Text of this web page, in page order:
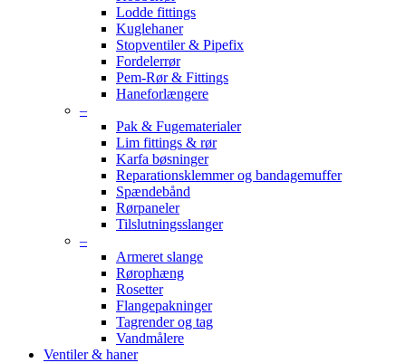
Lodde fittings
Kuglehaner
Stopventiler & Pipefix
Fordelerrør
Pem-Rør & Fittings
Haneforlængere
–
Pak & Fugematerialer
Lim fittings & rør
Karfa bøsninger
Reparationsklemmer og bandagemuffer
Spændebånd
Rørpaneler
Tilslutningsslanger
–
Armeret slange
Rørophæng
Rosetter
Flangepakninger
Tagrender og tag
Vandmålere
Ventiler & haner